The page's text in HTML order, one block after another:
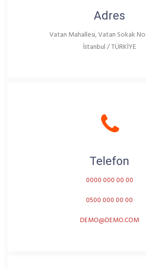
Adres
Vatan Mahallesi, Vatan Sokak
İstanbul / TÜRKİYE
Telefon
0000 000 00 00
0500 000 00 00
DEMO@DEMO.COM